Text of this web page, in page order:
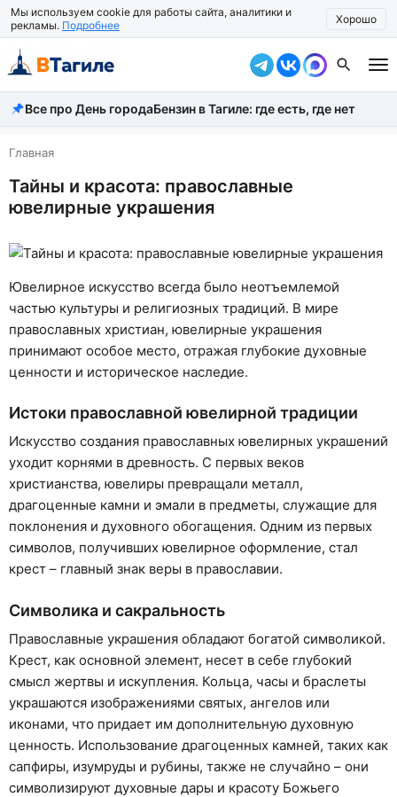
Мы используем cookie для работы сайта, аналитики и
рекламы. Подробнее Хорошо
Все новости
Происшествия
Город
Жизнь
Экономика
Общество
Рассказать новость
Все про День городаБензин в Тагиле: где есть, где нет
Главная
Тайны и красота: православные
ювелирные украшения
Ювелирное искусство всегда было неотъемлемой
частью культуры и религиозных традиций. В мире
православных христиан, ювелирные украшения
принимают особое место, отражая глубокие духовные
ценности и историческое наследие.
Истоки православной ювелирной традиции
Искусство создания православных ювелирных украшений
уходит корнями в древность. С первых веков
христианства, ювелиры превращали металл,
драгоценные камни и эмали в предметы, служащие для
поклонения и духовного обогащения. Одним из первых
символов, получивших ювелирное оформление, стал
крест – главный знак веры в православии.
Символика и сакральность
Православные украшения обладают богатой символикой.
Крест, как основной элемент, несет в себе глубокий
смысл жертвы и искупления. Кольца, часы и браслеты
украшаются изображениями святых, ангелов или
иконами, что придает им дополнительную духовную
ценность. Использование драгоценных камней, таких как
сапфиры, изумруды и рубины, также не случайно – они
символизируют духовные дары и красоту Божьего